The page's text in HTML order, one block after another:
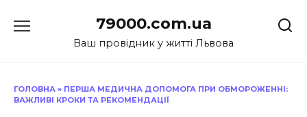
до
79000.com.ua
Ваш провідник у житті Львова
ГОЛОВНА » ПЕРША МЕДИЧНА ДОПОМОГА ПРИ ОБМОРОЖЕННІ:
ВАЖЛИВІ КРОКИ ТА РЕКОМЕНДАЦІЇ